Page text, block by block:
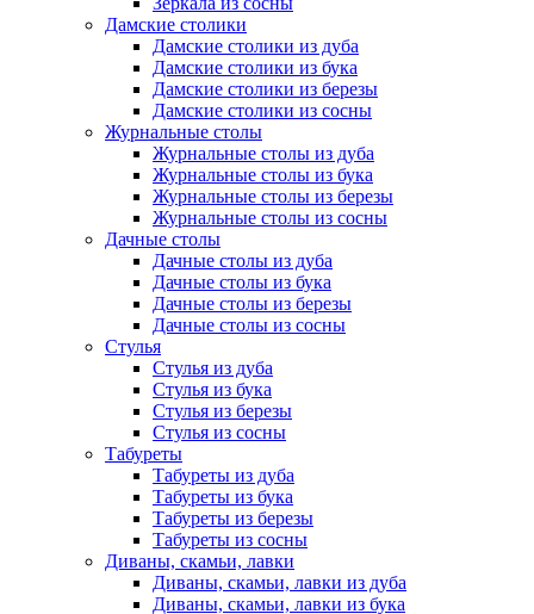
Дамские столики
Дамские столики из дуба
Дамские столики из бука
Дамские столики из березы
Дамские столики из сосны
Журнальные столы
Журнальные столы из дуба
Журнальные столы из бука
Журнальные столы из березы
Журнальные столы из сосны
Дачные столы
Дачные столы из дуба
Дачные столы из бука
Дачные столы из березы
Дачные столы из сосны
Стулья
Стулья из дуба
Стулья из бука
Стулья из березы
Стулья из сосны
Табуреты
Табуреты из дуба
Табуреты из бука
Табуреты из березы
Табуреты из сосны
Диваны, скамьи, лавки
Диваны, скамьи, лавки из дуба
Диваны, скамьи, лавки из бука